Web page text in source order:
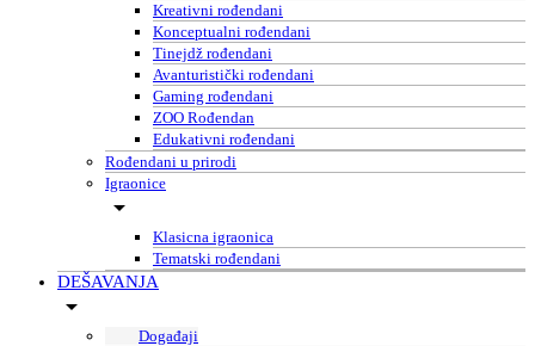
Kreativni rođendani
Konceptualni rođendani
Tinejdž rođendani
Avanturistički rođendani
Gaming rođendani
ZOO Rođendan
Edukativni rođendani
Rođendani u prirodi
Igraonice
Klasicna igraonica
Tematski rođendani
DEŠAVANJA
Događaji